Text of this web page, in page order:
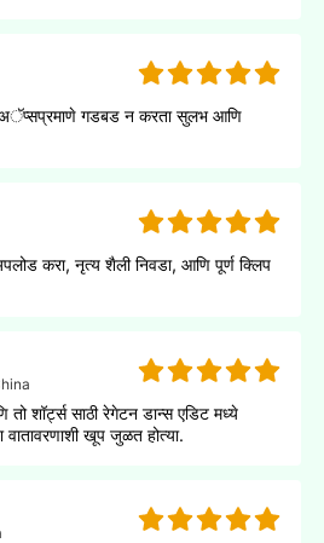
गडबड न करता सुलभ आणि
अपलोड करा, नृत्य शैली निवडा, आणि पूर्ण क्लिप
तो शॉर्ट्स साठी रेगेटन डान्स एडिट मध्ये
वातावरणाशी खूप जुळत होत्या.